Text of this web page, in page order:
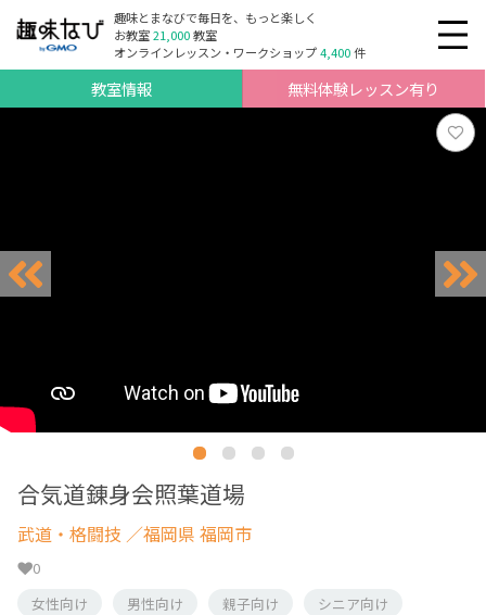
趣味とまなびで毎日を、もっと楽しく
お教室21,000教室
オンラインレッスン・ワークショップ4,400件
教室情報 無料体験レッスン有り
合気道錬身会照葉道場
武道・格闘技 ／福岡県 福岡市
0
女性向け
男性向け 親子向け
シニア向け